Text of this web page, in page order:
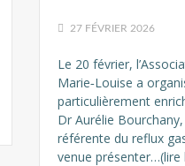
27 FÉVRIER 2026
Le 20 février,
Marie‑Louise a
particulièrement
Dr Aurélie
référente du reflux
venue présenter…(lire